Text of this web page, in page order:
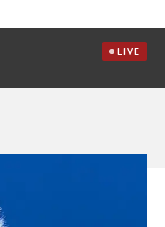
LIVE